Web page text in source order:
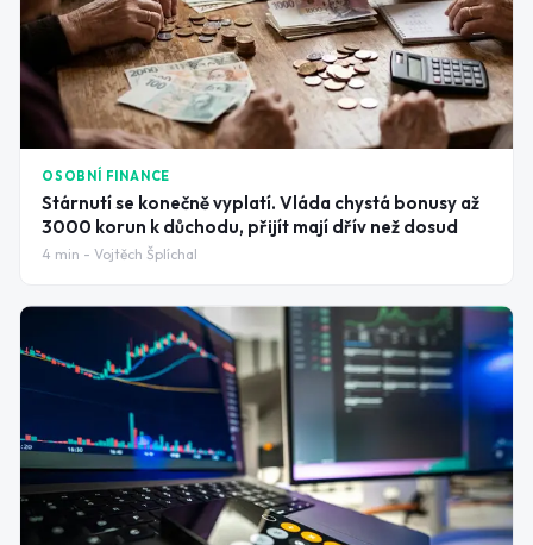
OSOBNÍ FINANCE
Stárnutí se konečně vyplatí. Vláda chystá bonusy až
3000 korun k důchodu, přijít mají dřív než dosud
4 min - Vojtěch Šplíchal